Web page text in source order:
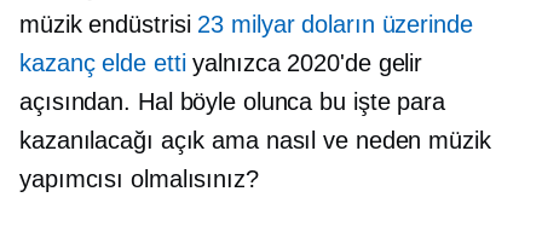
müzik endüstrisi 23 milyar doların üzerinde
kazanç elde ettiyalnızca 2020'de gelir
açısından. Hal böyle olunca bu işte para
kazanılacağı açık ama nasıl ve neden müzik
yapımcısı olmalısınız?